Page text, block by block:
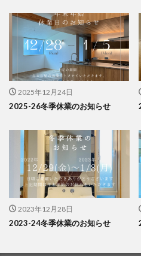
2025年12月24日
2025-26冬季休業のお知らせ
2023年12月28日
2023-24冬季休業のお知らせ